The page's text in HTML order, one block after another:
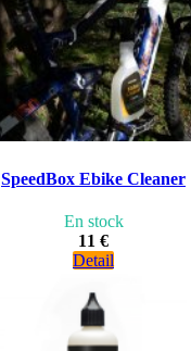
SpeedBox Ebike Cleaner
En stock
11 €
Detail